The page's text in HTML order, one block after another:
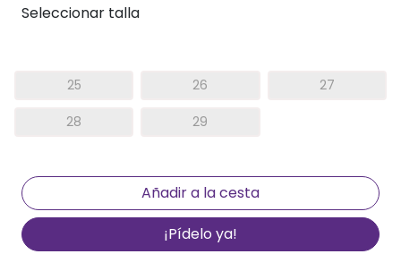
Seleccionar talla
25 26 27
28 29
¡Pídelo ya!